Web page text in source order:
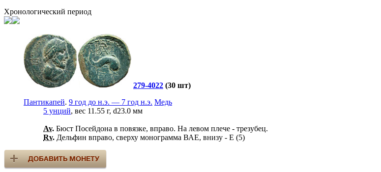
Хронологический период
279-4022 (30 шт)
Пантикапей. 9 год до н.э. — 7 год н.э. Медь
5 унций, вес 11.55 г, d23.0 мм
Av. Бюст Посейдона в повязке, вправо. На левом плече - трезубец.
Rv. Дельфин вправо, сверху монограмма ВАЕ, внизу - Ε (5)